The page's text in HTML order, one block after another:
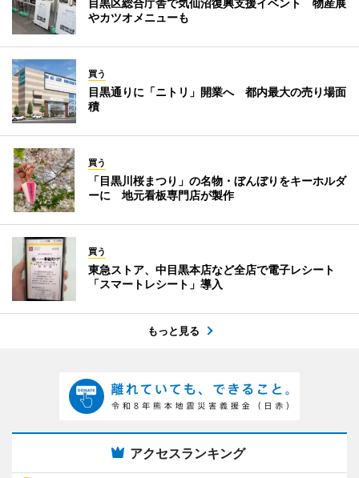
やカツオメニューも
買う
目黒通りに「ニトリ」開業へ 都内最大の売り場面
積
買う
「目黒川桜まつり」の名物・ぼんぼりをキーホルダ
ーに 地元看板専門店が製作
買う
東急ストア、中目黒本店など全店で電子レシート
「スマートレシート」導入
もっと見る
アクセスランキング